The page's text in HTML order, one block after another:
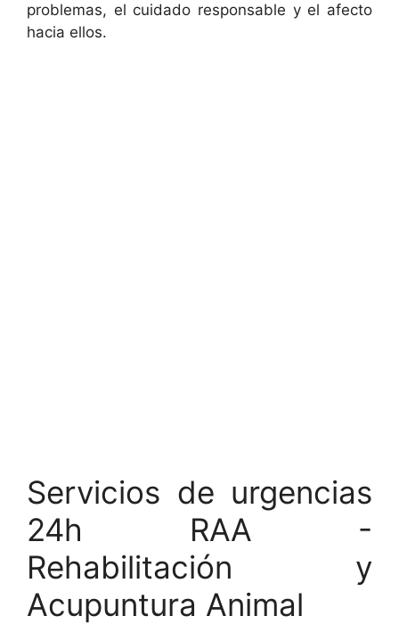
problemas, el cuidado responsable y el afecto
hacia ellos.
Servicios de urgencias
24h RAA -
Rehabilitación y
Acupuntura Animal